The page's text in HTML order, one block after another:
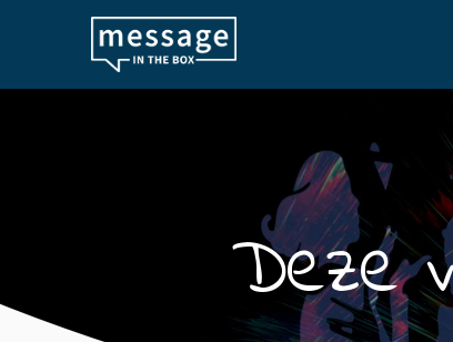
Skip to main content
Deze